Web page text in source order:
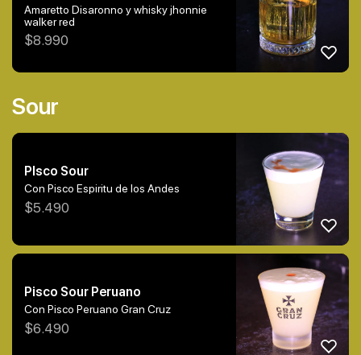
Amaretto Disaronno y whisky jhonnie
walker red
$8.990
Sour
PIsco Sour
Con Pisco Espiritu de los Andes
$5.490
Pisco Sour Peruano
Con Pisco Peruano Gran Cruz
$6.490